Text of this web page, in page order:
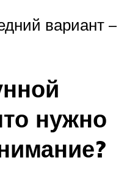
вариант –
нужно